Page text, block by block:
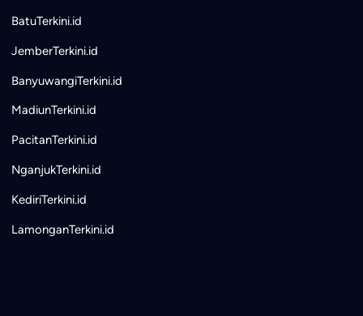
BatuTerkini.id
JemberTerkini.id
BanyuwangiTerkini.id
MadiunTerkini.id
PacitanTerkini.id
NganjukTerkini.id
KediriTerkini.id
LamonganTerkini.id